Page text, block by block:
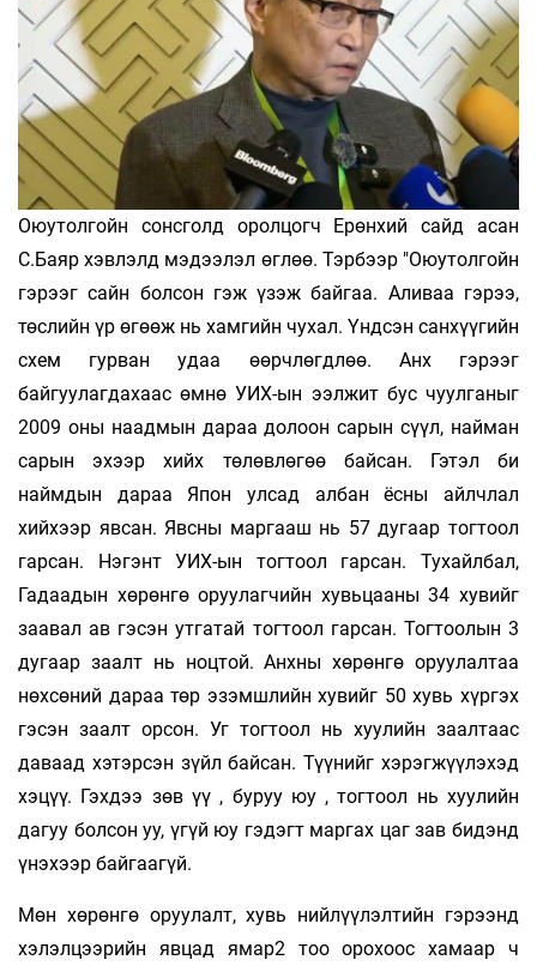
Оюутолгойн сонсголд оролцогч Ерөнхий сайд асан
С.Баяр хэвлэлд мэдээлэл өглөө. Тэрбээр "Оюутолгойн
гэрээг сайн болсон гэж үзэж байгаа. Аливаа гэрээ,
төслийн үр өгөөж нь хамгийн чухал. Үндсэн санхүүгийн
схем гурван удаа өөрчлөгдлөө. Анх гэрээг
байгуулагдахаас өмнө УИХ-ын ээлжит бус чуулганыг
2009 оны наадмын дараа долоон сарын сүүл, найман
сарын эхээр хийх төлөвлөгөө байсан. Гэтэл би
наймдын дараа Япон улсад албан ёсны айлчлал
хийхээр явсан. Явсны маргааш нь 57 дугаар тогтоол
гарсан. Нэгэнт УИХ-ын тогтоол гарсан. Тухайлбал,
Гадаадын хөрөнгө оруулагчийн хувьцааны 34 хувийг
заавал ав гэсэн утгатай тогтоол гарсан. Тогтоолын 3
дугаар заалт нь ноцтой. Анхны хөрөнгө оруулалтаа
нөхсөний дараа төр эзэмшлийн хувийг 50 хувь хүргэх
гэсэн заалт орсон. Уг тогтоол нь хуулийн заалтаас
даваад хэтэрсэн зүйл байсан. Түүнийг хэрэгжүүлэхэд
хэцүү. Гэхдээ зөв үү , буруу юу , тогтоол нь хуулийн
дагуу болсон уу, үгүй юу гэдэгт маргах цаг зав бидэнд
үнэхээр байгаагүй.
Мөн хөрөнгө оруулалт, хувь нийлүүлэлтийн гэрээнд
хэлэлцээрийн явцад ямар2 тоо орохоос хамаар ч